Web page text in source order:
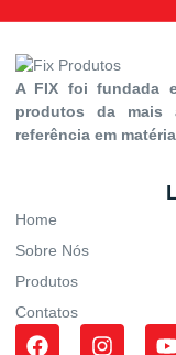
A FIX foi fundada
produtos da mais
referência em
Home
Sobre Nós
Produtos
Contatos